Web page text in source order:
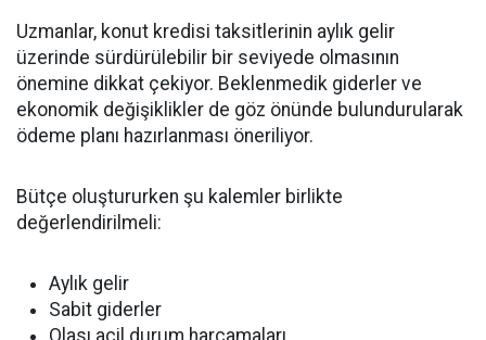
Uzmanlar, konut kredisi taksitlerinin aylık gelir
üzerinde sürdürülebilir bir seviyede olmasının
önemine dikkat çekiyor. Beklenmedik giderler ve
ekonomik değişiklikler de göz önünde bulundurularak
ödeme planı hazırlanması öneriliyor.
Bütçe oluştururken şu kalemler birlikte
değerlendirilmeli:
Aylık gelir
Sabit giderler